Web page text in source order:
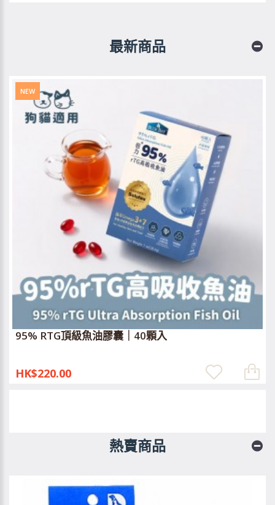
最新商品
NEW
95% RTG頂級魚油膠囊｜40顆入
HK$220.00
熱賣商品